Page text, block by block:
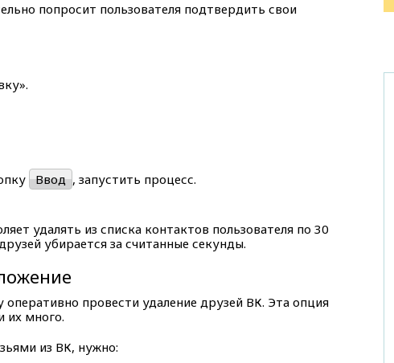
попросит пользователя подтвердить свои
Ввод , запустить процесс.
удалять из списка контактов пользователя по 30
убирается за считанные секунды.
оперативно провести удаление друзей ВК. Эта опция
их много.
из ВК, нужно: